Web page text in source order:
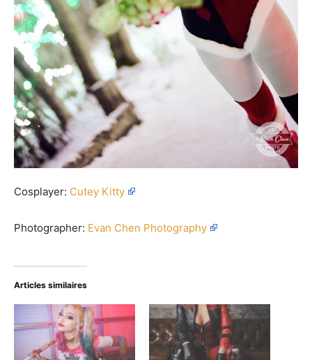
Cosplayer: Cutey Kitty
Photographer: Evan Chen Photography
Articles similaires